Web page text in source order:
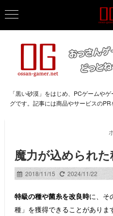
「黒い砂漠」をはじめ、PCゲームや
グです。記事には商品やサービスのPR
魔力が込められた
2018/11/15 2024/11/22
特級の種や菌糸を改良時に、そ
種」を獲得できることがありま